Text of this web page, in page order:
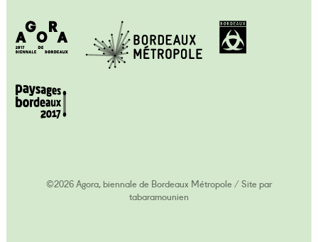
©2026 Agora, biennale de Bordeaux Métropole /Site par
tabaramounien